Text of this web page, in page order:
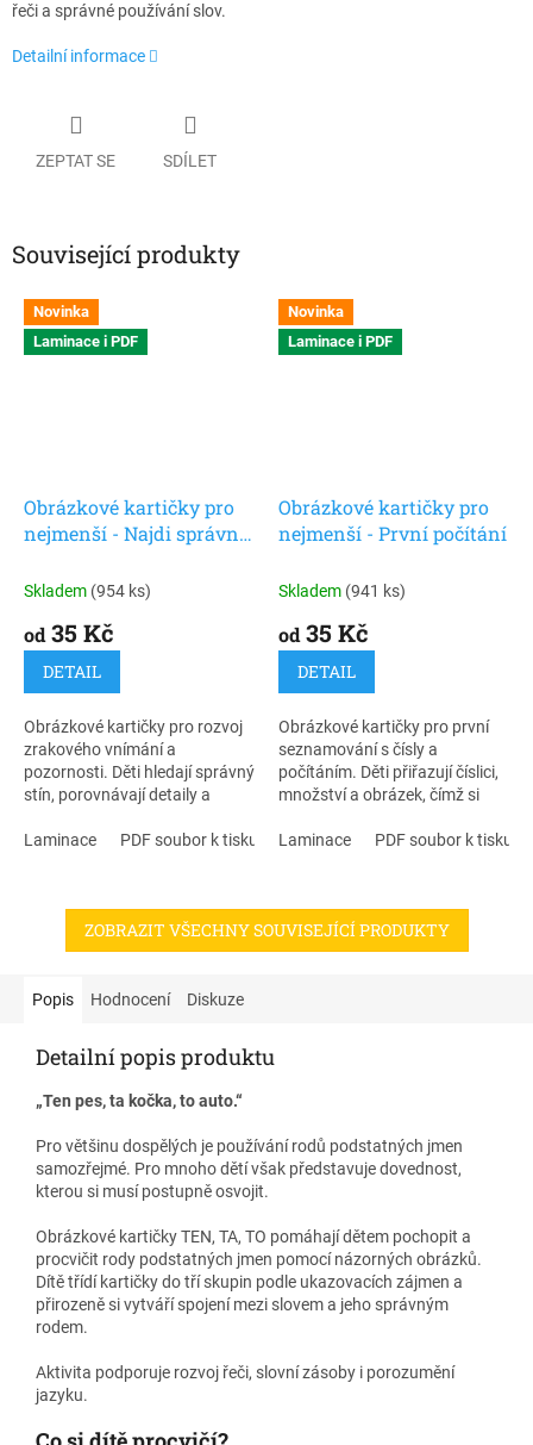
řeči a správné používání slov.
Detailní informace
ZEPTAT SE SDÍLET
Související produkty
Novinka
Laminace i PDF
Obrázkové kartičky pro
nejmenší - Najdi správný
Skladem (954 ks)
od35 Kč
DETAIL
Obrázkové kartičky pro rozvoj
zrakového vnímání a
pozornosti. Děti hledají správný
stín, porovnávají detaily a
myšlení i schopnost
Laminace PDF soubor k tisku
Novinka
Laminace i PDF
Obrázkové kartičky pro
nejmenší - První počítání
Skladem (941 ks)
od35 Kč
DETAIL
Obrázkové kartičky pro první
seznamování s čísly a
počítáním. Děti přiřazují číslici,
množství a obrázek, čímž si
10 a rozvíjejí předmatematické
Laminace PDF soubor k tisku
ZOBRAZIT VŠECHNY SOUVISEJÍCÍ PRODUKTY
Popis Hodnocení Diskuze
Detailní popis produktu
„Ten pes, ta kočka, to auto.“
Pro většinu dospělých je používání rodů podstatných jmen
samozřejmé. Pro mnoho dětí však představuje dovednost,
kterou si musí postupně osvojit.
Obrázkové kartičky TEN, TA, TO pomáhají dětem pochopit a
procvičit rody podstatných jmen pomocí názorných obrázků.
Dítě třídí kartičky do tří skupin podle ukazovacích zájmen a
přirozeně si vytváří spojení mezi slovem a jeho správným
rodem.
Aktivita podporuje rozvoj řeči, slovní zásoby i porozumění
jazyku.